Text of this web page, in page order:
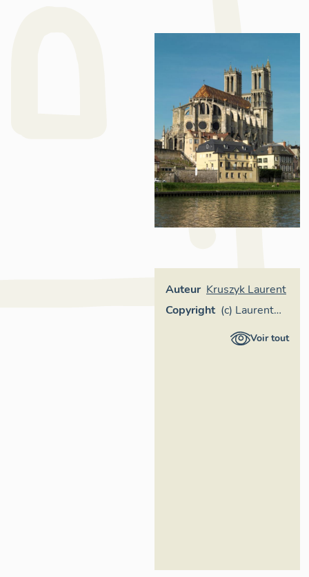
Auteur Kruszyk Laurent
Copyright (c) Laurent
Kruszyk,Voir tout